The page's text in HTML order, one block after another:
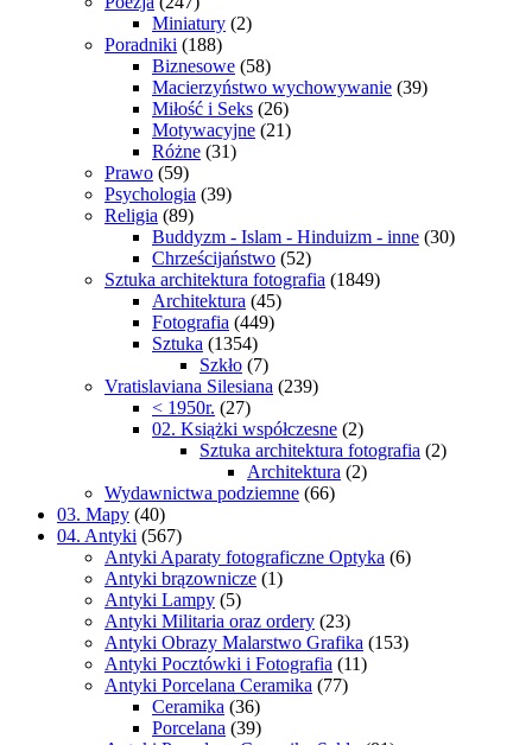
Miniatury (2)
Poradniki (188)
Biznesowe (58)
Macierzyństwo wychowywanie (39)
Miłość i Seks (26)
Motywacyjne (21)
Różne (31)
Prawo (59)
Psychologia (39)
Religia (89)
Buddyzm - Islam - Hinduizm - inne (30)
Chrześcijaństwo (52)
Sztuka architektura fotografia (1849)
Architektura (45)
Fotografia (449)
Sztuka (1354)
Szkło (7)
Vratislaviana Silesiana (239)
< 1950r. (27)
02. Książki współczesne (2)
Sztuka architektura fotografia (2)
Architektura (2)
Wydawnictwa podziemne (66)
03. Mapy (40)
04. Antyki (567)
Antyki Aparaty fotograficzne Optyka (6)
Antyki brązownicze (1)
Antyki Lampy (5)
Antyki Militaria oraz ordery (23)
Antyki Obrazy Malarstwo Grafika (153)
Antyki Pocztówki i Fotografia (11)
Antyki Porcelana Ceramika (77)
Ceramika (36)
Porcelana (39)